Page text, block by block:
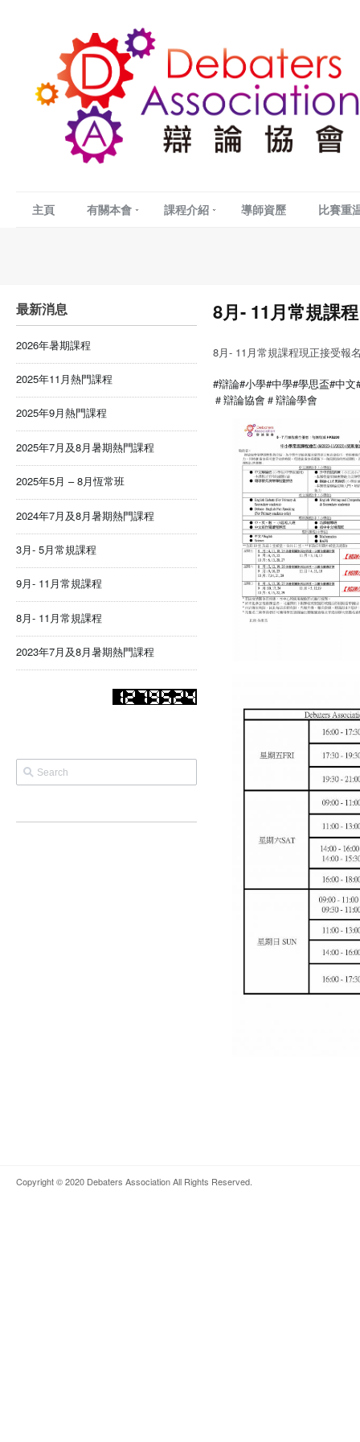
主頁 有關本會 課程介紹 導師資歷 比賽重
8月- 11月常規課程
8月- 11月常規課程現正接受報
#辯論#小學#中學#學思盃#中文
＃辯論協會 ＃辯論學會
最新消息
2026年暑期課程
2025年11月熱門課程
2025年9月熱門課程
2025年7月及8月暑期熱門課程
2025年5月 – 8月恆常班
2024年7月及8月暑期熱門課程
3月- 5月常規課程
9月- 11月常規課程
8月- 11月常規課程
2023年7月及8月暑期熱門課程
Copyright © 2020 Debaters AssociationAll Rights Reserved.